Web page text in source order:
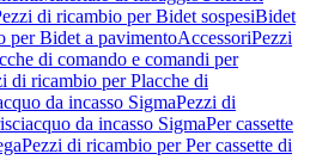
di ricambio per Bidet sospesiBidet
per Bidet a pavimentoAccessoriPezzi
di comando e comandi per
di ricambio per Placche di
da incasso SigmaPezzi di
da incasso SigmaPer cassette
Pezzi di ricambio per Per cassette di